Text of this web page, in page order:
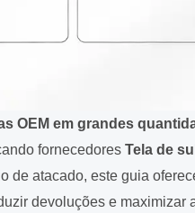
OEM em grandes
fornecedores Tela de
de atacado, este guia
devoluções e maximizar